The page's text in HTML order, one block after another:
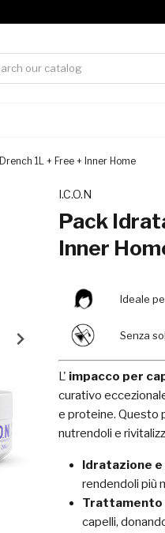
1L + Free + Inner Home
I.C.O.N
Pack
Inner
Ideale
Senza
L' impacco per
curativo
e proteine. Questo
nutrendoli e
Idratazione
rendendoli più
Trattamento
capelli,